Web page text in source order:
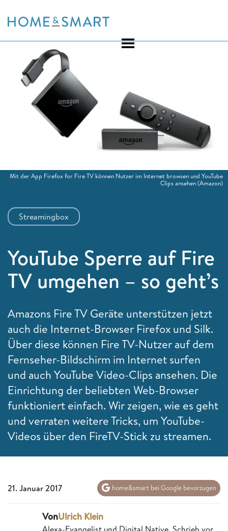
to
Streamingbox
YouTube Sperre auf Fire
TV umgehen – so geht’s
Amazons Fire TV Geräte unterstützen jetzt
auch die Internet-Browser Firefox und Silk.
Über diese können Fire TV-Nutzer auf dem
Fernseher-Bildschirm im Internet surfen
und auch YouTube Video-Clips ansehen. Die
Einrichtung der beliebten Web-Browser
funktioniert einfach. Wir zeigen, wie es geht
und verraten weitere Tricks, um YouTube-
Videos über den FireTV-Stick zu streamen.
Mit der App Firefox for Fire TV können Nutzer im Internet browsen und YouTube
Clips ansehen(Amazon)
21. Januar 2017 home&smart bei Google bevorzugen
VonUlrich Klein